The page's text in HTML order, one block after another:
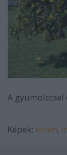
A
Képek: innen,